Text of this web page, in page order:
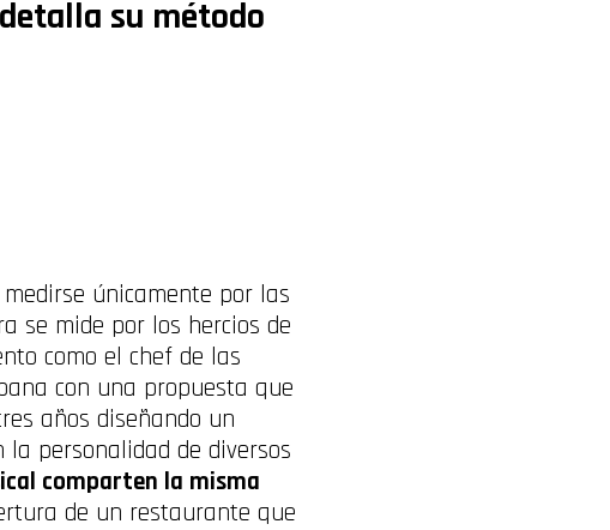
su método
únicamente por las
se mide por los hercios de
como el chef de las
con una propuesta que
años diseñando un
personalidad de diversos
comparten la misma
de un restaurante que